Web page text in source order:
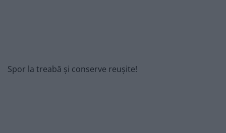
Spor la treabă și conserve reușite!